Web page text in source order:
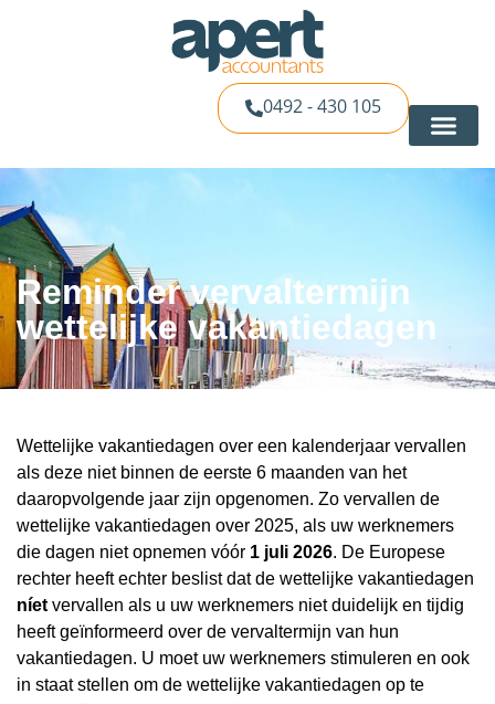
0492 - 430 105
Reminder vervaltermijn
wettelijke vakantiedagen
Wettelijke vakantiedagen over een kalenderjaar vervallen
als deze niet binnen de eerste 6 maanden van het
daaropvolgende jaar zijn opgenomen. Zo vervallen de
wettelijke vakantiedagen over 2025, als uw werknemers
die dagen niet opnemen vóór 1 juli 2026. De Europese
rechter heeft echter beslist dat de wettelijke vakantiedagen
níet vervallen als u uw werknemers niet duidelijk en tijdig
heeft geïnformeerd over de vervaltermijn van hun
vakantiedagen. U moet uw werknemers stimuleren en ook
in staat stellen om de wettelijke vakantiedagen op te